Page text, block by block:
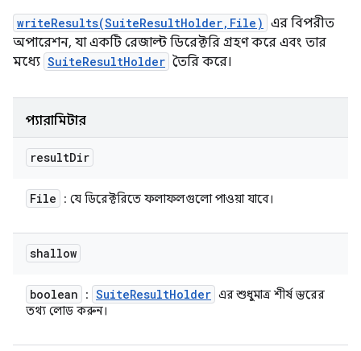
writeResults(SuiteResultHolder,File) এর বিপরীত
অপারেশন, যা একটি রেজাল্ট ডিরেক্টরি গ্রহণ করে এবং তার
মধ্যে SuiteResultHolder তৈরি করে।
প্যারামিটার
resultDir
File : যে ডিরেক্টরিতে ফলাফলগুলো পাওয়া যাবে।
shallow
boolean : SuiteResultHolder এর শুধুমাত্র শীর্ষ স্তরের
তথ্য লোড করুন।